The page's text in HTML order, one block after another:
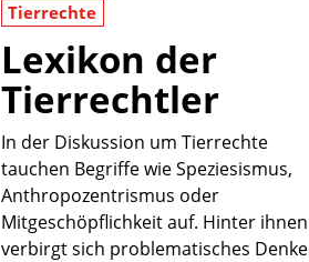
Tierrechte
Lexikon der
Tierrechtler
In der Diskussion um Tierrechte
tauchen Begriffe wie Speziesismus,
Anthropozentrismus oder
Mitgeschöpflichkeit auf. Hinter ihnen
verbirgt sich problematisches